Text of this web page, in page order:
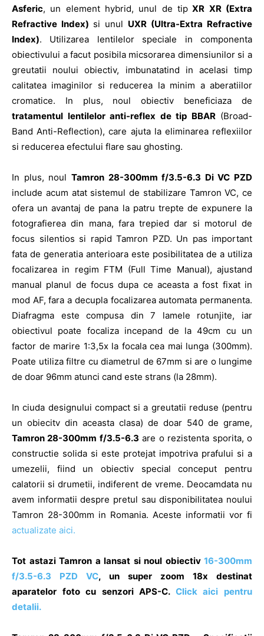
Asferic, un element hybrid, unul de tip XR XR (Extra
Refractive Index) si unul UXR (Ultra-Extra Refractive
Index). Utilizarea lentilelor speciale in componenta
obiectivului a facut posibila micsorarea dimensiunilor si a
greutatii noului obiectiv, imbunatatind in acelasi timp
calitatea imaginilor si reducerea la minim a aberatiilor
cromatice. In plus, noul obiectiv beneficiaza de
tratamentul lentilelor anti-reflex de tip BBAR(Broad-
Band Anti-Reflection), care ajuta la eliminarea reflexiilor
si reducerea efectului flare sau ghosting.
In plus, noul Tamron 28-300mm f/3.5-6.3 Di VC PZD
include acum atat sistemul de stabilizare Tamron VC, ce
ofera un avantaj de pana la patru trepte de expunere la
fotografierea din mana, fara trepied dar si motorul de
focus silentios si rapid Tamron PZD. Un pas important
fata de generatia anterioara este posibilitatea de a utiliza
focalizarea in regim FTM (Full Time Manual), ajustand
manual planul de focus dupa ce aceasta a fost fixat in
mod AF, fara a decupla focalizarea automata permanenta.
Diafragma este compusa din 7 lamele rotunjite, iar
obiectivul poate focaliza incepand de la 49cm cu un
factor de marire 1:3,5x la focala cea mai lunga (300mm).
Poate utiliza filtre cu diametrul de 67mm si are o lungime
de doar 96mm atunci cand este strans (la 28mm).
In ciuda designului compact si a greutatii reduse (pentru
un obiecitv din aceasta clasa) de doar 540 de grame,
Tamron 28-300mm f/3.5-6.3 are o rezistenta sporita, o
constructie solida si este protejat impotriva prafului si a
umezelii, fiind un obiectiv special conceput pentru
calatorii si drumetii, indiferent de vreme. Deocamdata nu
avem informatii despre pretul sau disponibilitatea noului
Tamron 28-300mm in Romania. Aceste informatii vor fi
actualizate aici.
Tot astazi Tamron a lansat si noul obiectiv 16-300mm
f/3.5-6.3 PZD VC, un super zoom 18x destinat
aparatelor foto cu senzori APS-C. Click aici pentru
detalii.